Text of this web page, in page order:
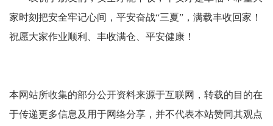
家时刻把安全牢记心间，平安奋战“三夏”，满载丰收回家！
祝愿大家作业顺利、丰收满仓、平安健康！
本网站所收集的部分公开资料来源于互联网，转载的目的在
于传递更多信息及用于网络分享，并不代表本站赞同其观点